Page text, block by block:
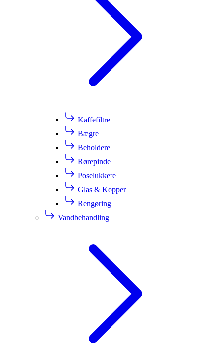
Kaffefiltre
Bægre
Beholdere
Rørepinde
Poselukkere
Glas & Kopper
Rengøring
Vandbehandling